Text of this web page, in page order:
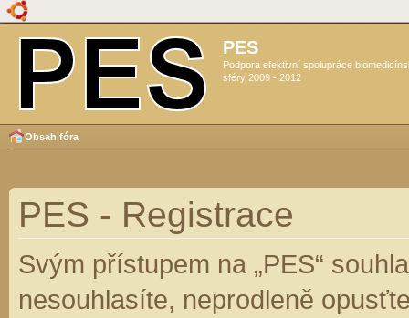
PES
Podpora efektivní spolupráce
sféry 2009 - 2012
Obsah fóra
PES - Registrace
Svým přístupem na „PES“
nesouhlasíte, neprodleně